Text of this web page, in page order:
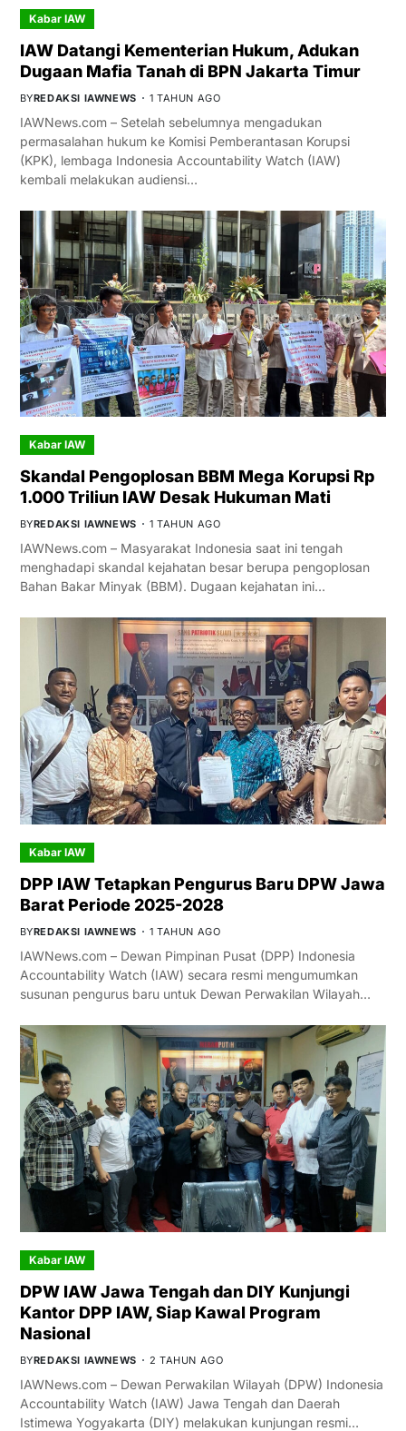
Kabar IAW
IAW Datangi Kementerian Hukum, Adukan
Dugaan Mafia Tanah di BPN Jakarta Timur
BYREDAKSI IAWNEWS 1 TAHUN AGO
IAWNews.com – Setelah sebelumnya mengadukan
permasalahan hukum ke Komisi Pemberantasan Korupsi
(KPK), lembaga Indonesia Accountability Watch (IAW)
kembali melakukan audiensi…
Kabar IAW
Skandal Pengoplosan BBM Mega Korupsi Rp
1.000 Triliun IAW Desak Hukuman Mati
BYREDAKSI IAWNEWS 1 TAHUN AGO
IAWNews.com – Masyarakat Indonesia saat ini tengah
menghadapi skandal kejahatan besar berupa pengoplosan
Bahan Bakar Minyak (BBM). Dugaan kejahatan ini…
Kabar IAW
DPP IAW Tetapkan Pengurus Baru DPW Jawa
Barat Periode 2025-2028
BYREDAKSI IAWNEWS 1 TAHUN AGO
IAWNews.com – Dewan Pimpinan Pusat (DPP) Indonesia
Accountability Watch (IAW) secara resmi mengumumkan
susunan pengurus baru untuk Dewan Perwakilan Wilayah…
Kabar IAW
DPW IAW Jawa Tengah dan DIY Kunjungi
Kantor DPP IAW, Siap Kawal Program
Nasional
BYREDAKSI IAWNEWS 2 TAHUN AGO
IAWNews.com – Dewan Perwakilan Wilayah (DPW) Indonesia
Accountability Watch (IAW) Jawa Tengah dan Daerah
Istimewa Yogyakarta (DIY) melakukan kunjungan resmi…